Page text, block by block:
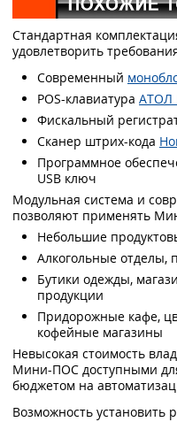
Стандартная
удовлетворить
Современный
POS-клавиатура АТОЛ
Фискальный
Сканер штрих-кода
Программное
USB ключ
Модульная система и
позволяют применять
Небольшие
Алкогольные отделы,
Бутики одежды,
продукции
Придорожные кафе,
кофейные магазины
Невысокая стоимость
Мини-ПОС доступными
бюджетом на
Возможность установить